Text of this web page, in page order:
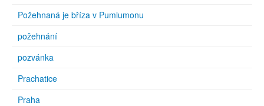
Požehnaná je bříza v Pumlumonu
požehnání
pozvánka
Prachatice
Praha